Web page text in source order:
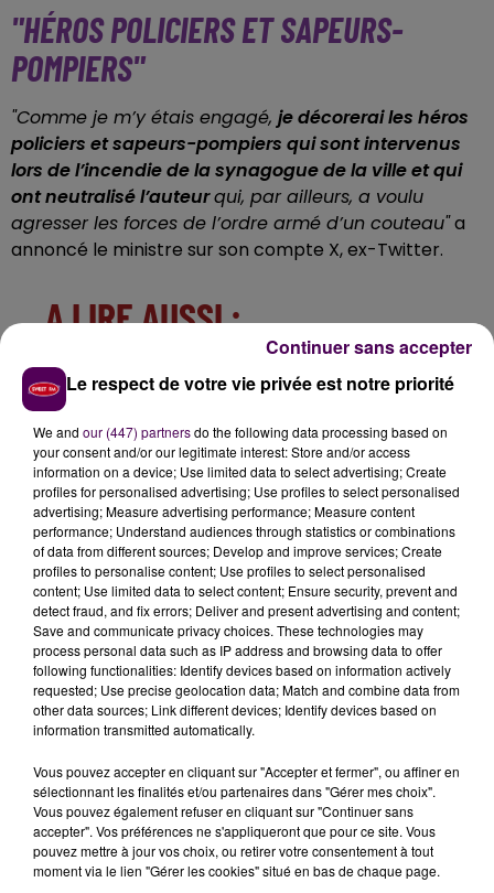
"HÉROS POLICIERS ET SAPEURS-
POMPIERS"
"Comme je m’y étais engagé, je décorerai les héros
policiers et sapeurs-pompiers qui sont intervenus
lors de l’incendie de la synagogue de la ville et qui
ont neutralisé l’auteurqui, par ailleurs, a voulu
agresser les forces de l’ordre armé d’un couteau"a
annoncé le ministre sur son compte X, ex-Twitter.
... A LIRE AUSSI :
Le respect de votre vie privée est notre priorité
We and our (447) partnersdo the following data processing based on
your consent and/or our legitimate interest: Store and/or access
information on a device; Use limited data to select advertising; Create
profiles for personalised advertising; Use profiles to select personalised
advertising; Measure advertising performance; Measure content
performance; Understand audiences through statistics or combinations
of data from different sources; Develop and improve services; Create
profiles to personalise content; Use profiles to select personalised
content; Use limited data to select content; Ensure security, prevent and
detect fraud, and fix errors; Deliver and present advertising and content;
Save and communicate privacy choices. These technologies may
process personal data such as IP address and browsing data to offer
following functionalities: Identify devices based on information actively
requested; Use precise geolocation data; Match and combine data from
other data sources; Link different devices; Identify devices based on
information transmitted automatically.
Vous pouvez accepter en cliquant sur "Accepter et fermer", ou affiner en
sélectionnant les finalités et/ou partenaires dans "Gérer mes choix".
Vous pouvez également refuser en cliquant sur "Continuer sans
accepter". Vos préférences ne s'appliqueront que pour ce site. Vous
pouvez mettre à jour vos choix, ou retirer votre consentement à tout
moment via le lien "Gérer les cookies" situé en bas de chaque page.
Continuer sans accepter